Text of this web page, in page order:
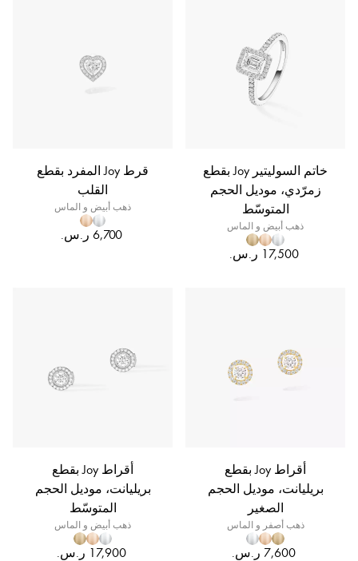
خاتم السوليتير Joy بقطع
زمرّدي، موديل الحجم
المتوسّط
ذهب أبيض و الماس
‏17,500 ر.س.‏
قرط Joy المفرد بقطع
القلب
ذهب أبيض و الماس
‏6,700 ر.س.‏
أقراط Joy بقطع
بريليانت، موديل الحجم
الصغير
ذهب أصفر و الماس
أقراط Joy بقطع
بريليانت، موديل الحجم
المتوسّط
ذهب أبيض و الماس
‏17,900 ر.س.‏